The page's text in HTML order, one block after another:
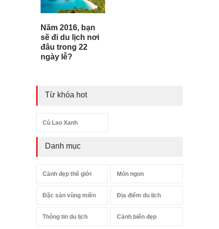
Năm 2016, bạn
sẽ đi du lịch nơi
đâu trong 22
ngày lễ?
Từ khóa hot
Cù Lao Xanh
Danh mục
Cảnh đẹp thế giới Món ngon
Đặc sản vùng miền Địa điểm du lịch
Thông tin du lịch Cảnh biển đẹp